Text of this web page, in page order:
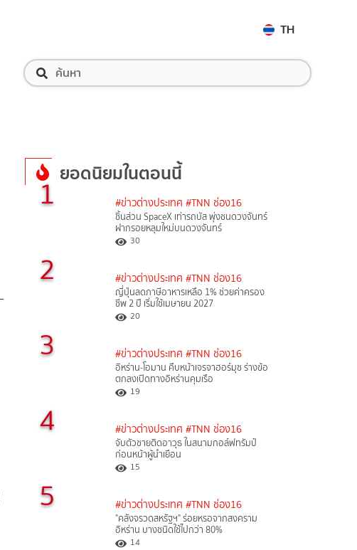
TH
ยอดนิยมในตอนนี้
1 #ข่าวต่างประเทศ #TNN ช่อง16
ชิ้นส่วน SpaceX เท่ารถบัส พุ่งชนดวงจันทร์
ฝากรอยหลุมใหม่บนดวงจันทร์
30
2 #ข่าวต่างประเทศ #TNN ช่อง16
ญี่ปุ่นลดภาษีอาหารเหลือ 1% ช่วยค่าครอง
ชีพ 2 ปี เริ่มใช้เมษายน 2027
20
3 #ข่าวต่างประเทศ #TNN ช่อง16
อิหร่าน-โอมาน คืบหน้าเจรจาฮอร์มุซ ร่างข้อ
ตกลงเปิดทางอิหร่านคุมเรือ
19
4 #ข่าวต่างประเทศ #TNN ช่อง16
จับตัวชายติดอาวุธ ในสนามกอล์ฟทรัมป์
ก่อนหน้าผู้นำเยือน
15
5 #ข่าวต่างประเทศ #TNN ช่อง16
"คลังจรวดสหรัฐฯ" ร่อยหรอจากสงคราม
อิหร่าน บางชนิดใช้ไปกว่า 80%
14